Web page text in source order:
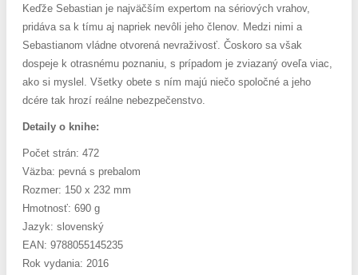
Keďže Sebastian je najväčším expertom na sériových vrahov,
pridáva sa k tímu aj napriek nevôli jeho členov. Medzi nimi a
Sebastianom vládne otvorená nevraživosť. Čoskoro sa však
dospeje k otrasnému poznaniu, s prípadom je zviazaný oveľa viac,
ako si myslel. Všetky obete s ním majú niečo spoločné a jeho
dcére tak hrozí reálne nebezpečenstvo.
Detaily o knihe:
Počet strán: 472
Väzba: pevná s prebalom
Rozmer: 150 x 232 mm
Hmotnosť: 690 g
Jazyk: slovenský
EAN: 9788055145235
Rok vydania: 2016